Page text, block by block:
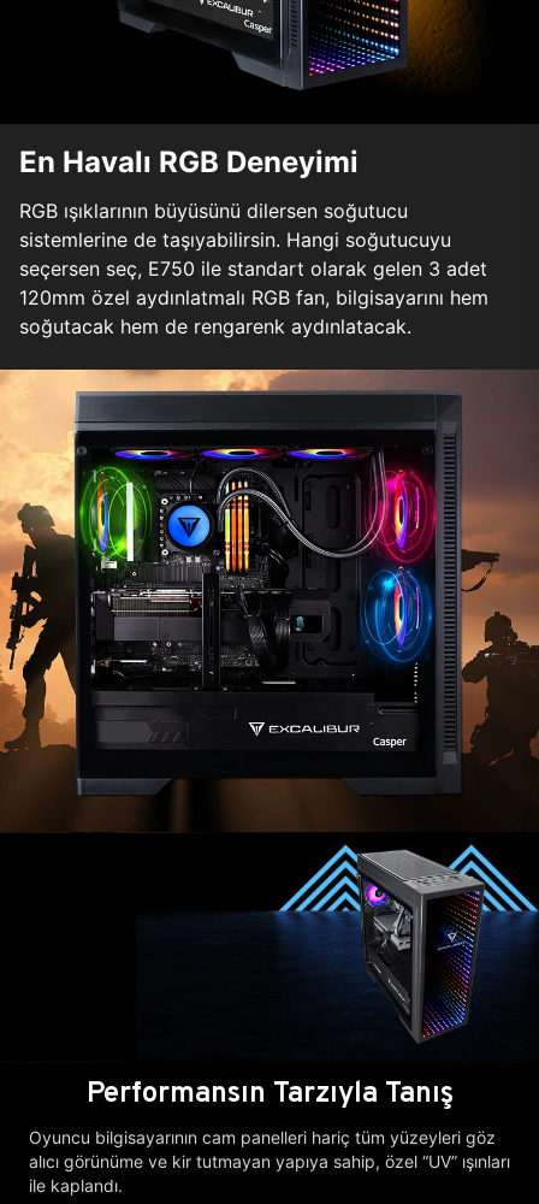
En Havalı RGB Deneyimi
RGB ışıklarının büyüsünü dilersen soğutucu
sistemlerine de taşıyabilirsin. Hangi soğutucuyu
seçersen seç, E750 ile standart olarak gelen 3 adet
120mm özel aydınlatmalı RGB fan, bilgisayarını hem
soğutacak hem de rengarenk aydınlatacak.
Performansın Tarzıyla Tanış
Oyuncu bilgisayarının cam panelleri hariç tüm yüzeyleri göz
alıcı görünüme ve kir tutmayan yapıya sahip, özel “UV” ışınları
ile kaplandı.